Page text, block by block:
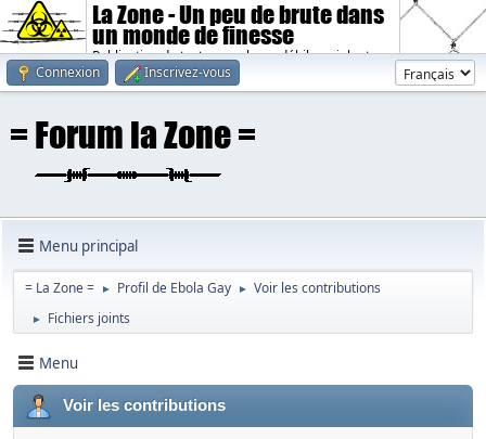
La Zone - Un peu de brute dans
un monde de finesse
Publication de textes sombres, débiles, violents.
Connexion
Inscrivez-vous
Menu principal
= La Zone = ► Profil de Ebola Gay ► Voir les contributions
► Fichiers joints
Menu
Voir les contributions